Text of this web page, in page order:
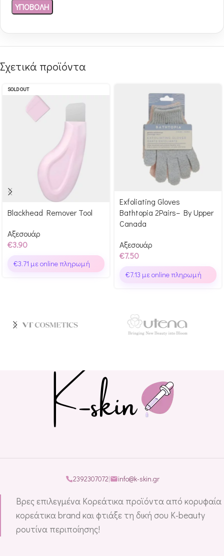
Σχετικά προϊόντα
SOLD OUT
Αγόρασε & κέρδισε 39
Blackhead Remover Tool
Αξεσουάρ
€3.90
€3.71 με online πληρωμή
Αγόρασε & κέρδισε 75
Glow Points!
Exfoliating Gloves
Bathtopia 2Pairs– By Upper
Canada
Αξεσουάρ
€7.50
€7.13 με online πληρωμή
2392307072| info@k-skin.gr
Βρες επιλεγμένα Κορεάτικα προϊόντα από κορυφαία
κορεάτικα brand και φτιάξε τη δική σου K-beauty
ρουτίνα περιποίησης!